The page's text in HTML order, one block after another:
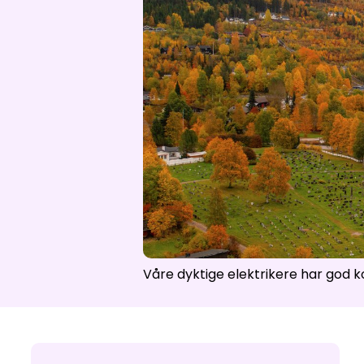
Åpne
Våre dyktige elektrikere har god